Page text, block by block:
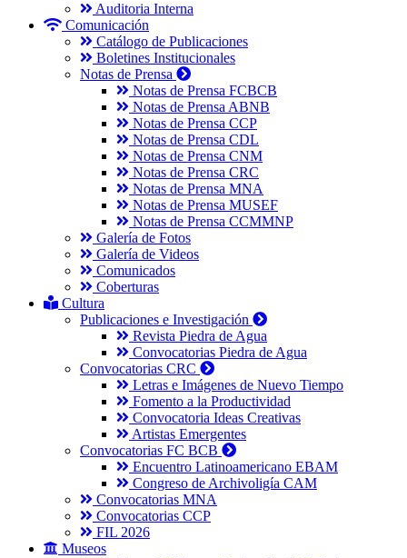
Auditoria Interna
Comunicación
Catálogo de Publicaciones
Boletines Institucionales
Notas de Prensa
Notas de Prensa FCBCB
Notas de Prensa ABNB
Notas de Prensa CCP
Notas de Prensa CDL
Notas de Prensa CNM
Notas de Prensa CRC
Notas de Prensa MNA
Notas de Prensa MUSEF
Notas de Prensa CCMMNP
Galería de Fotos
Galería de Videos
Comunicados
Coberturas
Cultura
Publicaciones e Investigación
Revista Piedra de Agua
Convocatorias Piedra de Agua
Convocatorias CRC
Letras e Imágenes de Nuevo Tiempo
Fomento a la Productividad
Convocatoria Ideas Creativas
Artistas Emergentes
Convocatorias FC BCB
Encuentro Latinoamericano EBAM
Congreso de Archivoligía CAM
Convocatorias MNA
Convocatorias CCP
FIL 2026
Museos